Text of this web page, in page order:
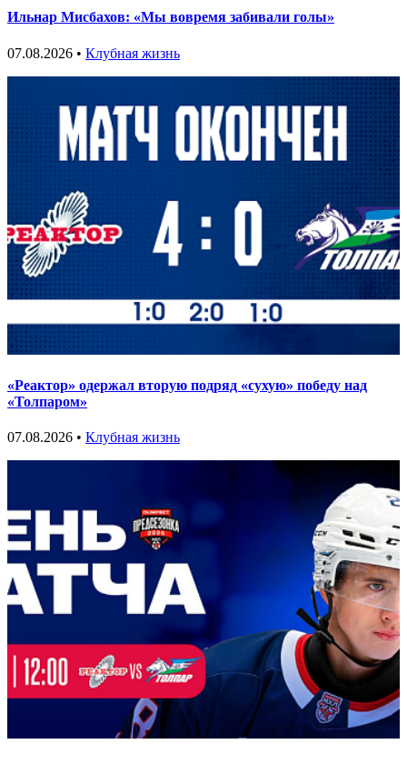
Ильнар Мисбахов: «Мы вовремя забивали голы»
07.08.2026 • Клубная жизнь
«Реактор» одержал вторую подряд «сухую» победу над
«Толпаром»
07.08.2026 • Клубная жизнь